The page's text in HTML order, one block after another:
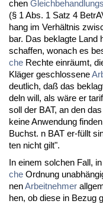
chen
(§ 1 Abs. 1 Satz 4
hang im Verhält­nis
bar. Das be­klag­te Land
schaf­fen, wo­nach es
che Rech­te einräumt,
Kläger ge­schlos­se­ne
deut­lich, daß das
deln will, als wäre er
soll der BAT, an den
kei­ne An­wen­dung
Buchst. n BAT er-füllt
ten nicht gilt".
In ei­nem sol­chen Fall,
che Ord­nung
nenAr­beit­neh­mer
hen, ob die­se in Be­zug